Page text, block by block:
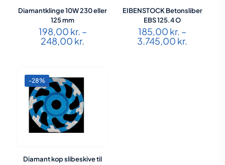
Diamantklinge 10W 230 eller
125 mm
198,00 kr. –
248,00 kr.
EIBENSTOCK Betonsliber
EBS 125.4 O
185,00 kr. –
3.745,00 kr.
-28%
Diamant kop slibeskive til